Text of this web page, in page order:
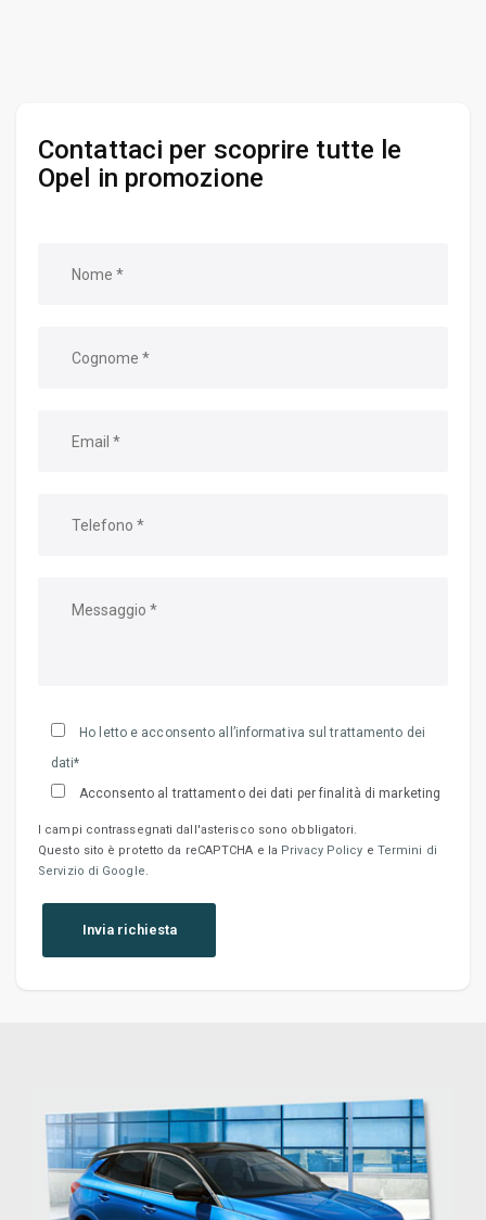
Contattaci per scoprire tutte le
Opel in promozione
Ho letto e acconsento all’informativa sul trattamento dei
dati*
Acconsento al trattamento dei dati per finalità di marketing
I campi contrassegnati dall'asterisco sono obbligatori.
Questo sito è protetto da reCAPTCHA e la Privacy Policy e Termini di
Servizio di Google.